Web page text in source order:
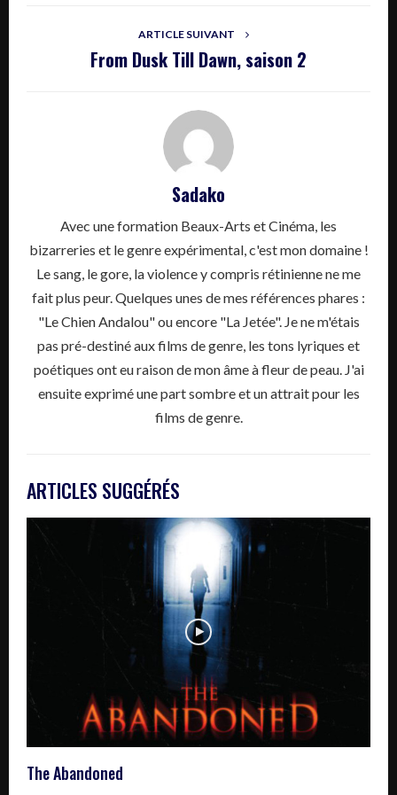
ARTICLE SUIVANT
From Dusk Till Dawn, saison 2
Sadako
Avec une formation Beaux-Arts et Cinéma, les
bizarreries et le genre expérimental, c'est mon domaine !
Le sang, le gore, la violence y compris rétinienne ne me
fait plus peur. Quelques unes de mes références phares :
"Le Chien Andalou" ou encore "La Jetée". Je ne m'étais
pas pré-destiné aux films de genre, les tons lyriques et
poétiques ont eu raison de mon âme à fleur de peau. J'ai
ensuite exprimé une part sombre et un attrait pour les
films de genre.
ARTICLES SUGGÉRÉS
The Abandoned